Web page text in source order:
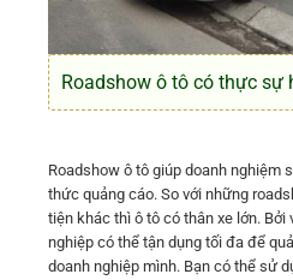
Roadshow ô tô có thực sự
Roadshow ô tô giúp doanh nghiệm
thức quảng cáo. So với những
tiện khác thì ô tô có thân xe lớn. Bởi
nghiệp có thể tận dụng tối đa để
doanh nghiệp mình. Bạn có thể sử